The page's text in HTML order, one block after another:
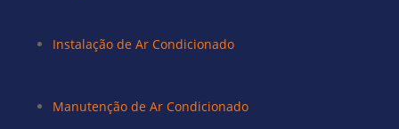
Instalação de Ar Condicionado
Manutenção de Ar Condicionado